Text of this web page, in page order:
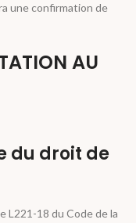
une confirmation de
AU
du droit de
L221-18 du Code de la